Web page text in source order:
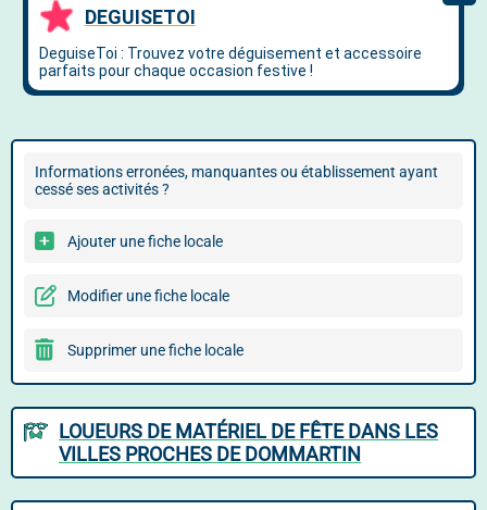
Informations erronées, manquantes ou établissement ayant
cessé ses activités ?
Ajouter une fiche locale
Modifier une fiche locale
Supprimer une fiche locale
LOUEURS DE MATÉRIEL DE FÊTE DANS LES
VILLES PROCHES DE DOMMARTIN